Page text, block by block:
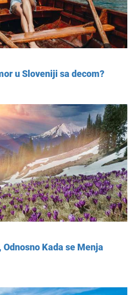
u Sloveniji sa decom?
Kada se Menja